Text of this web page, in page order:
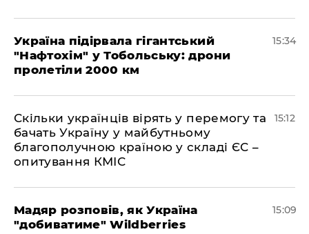
Україна підірвала гігантський
"Нафтохім" у Тобольську: дрони
пролетіли 2000 км
15:34
Скільки українців вірять у перемогу та
бачать Україну у майбутньому
благополучною країною у складі ЄС –
опитування КМІС
15:12
Мадяр розповів, як Україна
"добиватиме" Wildberries
15:09